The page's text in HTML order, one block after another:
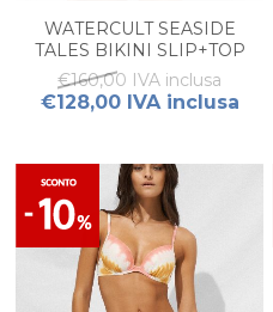
WATERCULT SEASIDE
TALES BIKINI SLIP+TOP
€160,00 IVA inclusa
€128,00 IVA inclusa